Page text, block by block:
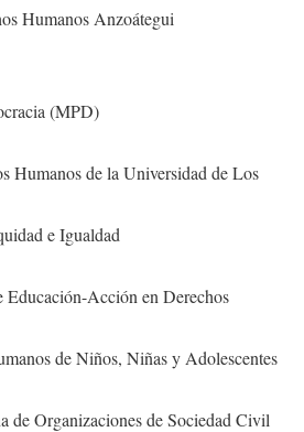
Humanos Anzoátegui
(MPD)
Humanos de la Universidad de Los
e Igualdad
Educación-Acción en Derechos
de Niños, Niñas y Adolescentes
de Organizaciones de Sociedad Civil